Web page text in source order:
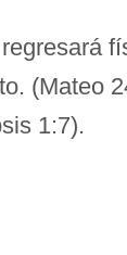
(Mateo
1:7).